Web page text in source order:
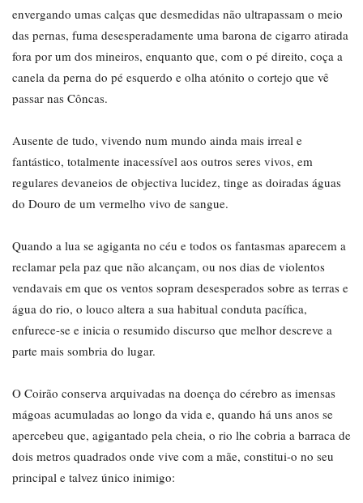
envergando umas calças que desmedidas não ultrapassam o meio
das pernas, fuma desesperadamente uma barona de cigarro atirada
fora por um dos mineiros, enquanto que, com o pé direito, coça a
canela da perna do pé esquerdo e olha atónito o cortejo que vê
passar nas Côncas.
Ausente de tudo, vivendo num mundo ainda mais irreal e
fantástico, totalmente inacessível aos outros seres vivos, em
regulares devaneios de objectiva lucidez, tinge as doiradas águas
do Douro de um vermelho vivo de sangue.
Quando a lua se agiganta no céu e todos os fantasmas aparecem a
reclamar pela paz que não alcançam, ou nos dias de violentos
vendavais em que os ventos sopram desesperados sobre as terras e
água do rio, o louco altera a sua habitual conduta pacífica,
enfurece-se e inicia o resumido discurso que melhor descreve a
parte mais sombria do lugar.
O Coirão conserva arquivadas na doença do cérebro as imensas
mágoas acumuladas ao longo da vida e, quando há uns anos se
apercebeu que, agigantado pela cheia, o rio lhe cobria a barraca de
dois metros quadrados onde vive com a mãe, constitui-o no seu
principal e talvez único inimigo: